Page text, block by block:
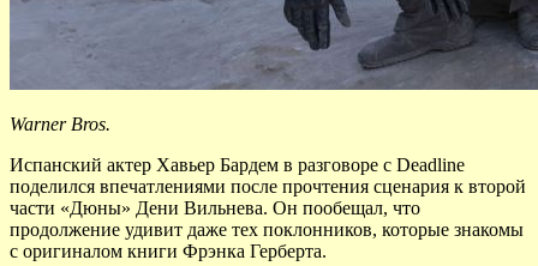
Warner Bros.
Испанский актер Хавьер Бардем в разговоре с Deadline
поделился впечатлениями после прочтения сценария к второй
части «Дюны» Дени Вильнева. Он пообещал, что
продолжение удивит даже тех поклонников, которые знакомы
с оригиналом книги Фрэнка Герберта.